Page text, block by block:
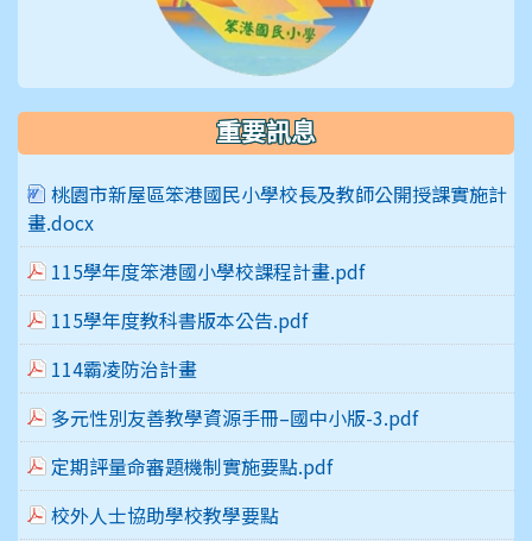
重要訊息
桃園市新屋區笨港國民小學校長及教師公開授課實施計
畫.docx
115學年度笨港國小學校課程計畫.pdf
115學年度教科書版本公告.pdf
114霸凌防治計畫
多元性別友善教學資源手冊–國中小版-3.pdf
定期評量命審題機制實施要點.pdf
校外人士協助學校教學要點